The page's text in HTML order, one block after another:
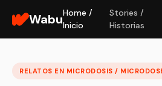
WabuHome /
Inicio
Stories /
Historias
RELATOS EN MICRODOSIS /